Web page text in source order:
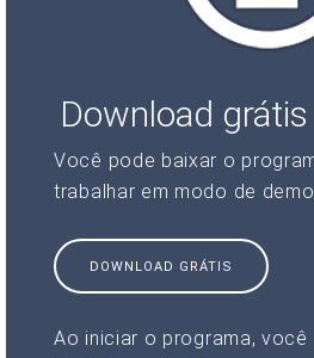
Download grátis
Você pode baixar o
trabalhar em modo de
DOWNLOAD GRÁTIS
Ao iniciar o programa,